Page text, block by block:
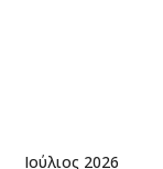
Ιούλιος 2026